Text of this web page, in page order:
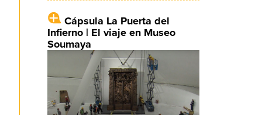
Cápsula La Puerta del
Infierno | El viaje en Museo
Soumaya